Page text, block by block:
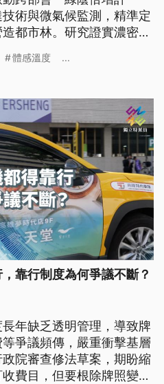
術與微氣候監測，精準定
都市林。研究證實濃密樹
學化種樹、數位模擬與永
體感溫度 ...
靠行制度為何爭議不斷？
年缺乏透明管理，導致牌
爭議頻傳，嚴重衝擊基層
院審查修法草案，期盼縮
費目，但要根除牌照變相